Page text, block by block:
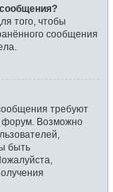
того, чтобы
сообщения
требуют
форум. Возможно
быть